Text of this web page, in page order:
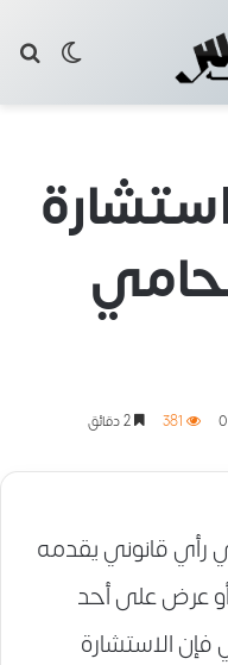
0
381
قانوني يقدمه
عرض على أحد
فإن الاستشارة